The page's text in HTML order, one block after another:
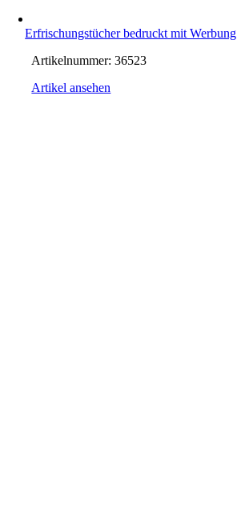
Erfrischungstücher bedruckt mit Werbung
Artikelnummer:36523
Artikel ansehen